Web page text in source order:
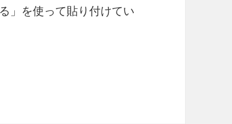
」を使って貼り付けてい
専用ドム製作日誌（21日目）「かどまる」